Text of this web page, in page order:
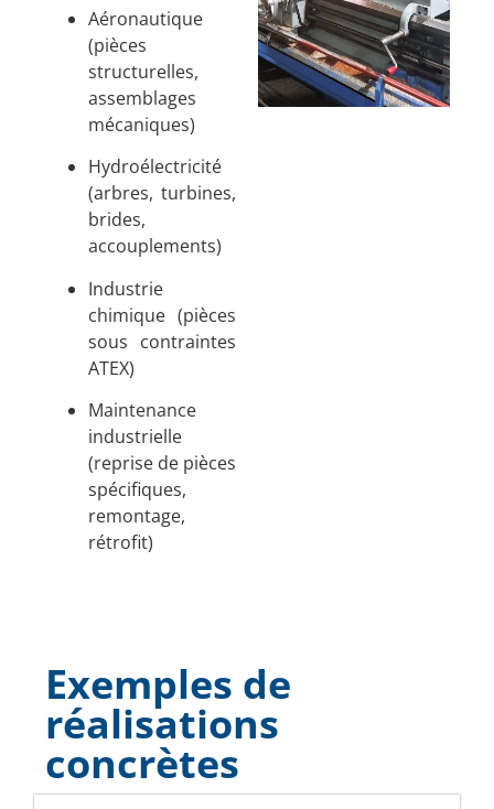
Aéronautique
(pièces
structurelles,
assemblages
mécaniques)
Hydroélectricité
(arbres, turbines,
brides,
accouplements)
Industrie
chimique (pièces
sous contraintes
ATEX)
Maintenance
industrielle
(reprise de pièces
spécifiques,
remontage,
rétrofit)
Exemples de
réalisations
concrètes